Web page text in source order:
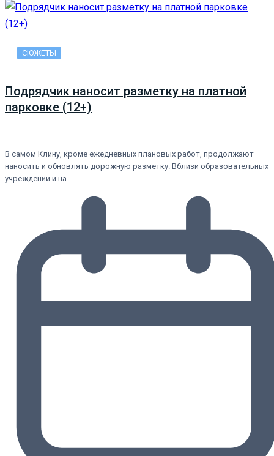
СЮЖЕТЫ
Подрядчик наносит разметку на платной
парковке (12+)
В самом Клину, кроме ежедневных плановых работ, продолжают
наносить и обновлять дорожную разметку. Вблизи образовательных
учреждений и на…